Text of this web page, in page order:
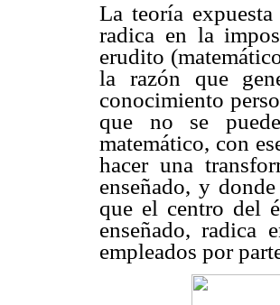
La teoría
radica en la
erudito
la razón que
conocimiento
que no se
matemático, con
hacer una
enseñado, y
que el centro del
enseñado, radica
empleados por